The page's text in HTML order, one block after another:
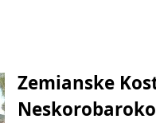
Zemianske